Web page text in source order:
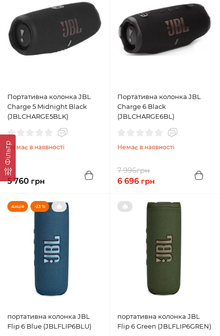
Фільтр
Портативна колонка JBL
Charge 5 Midnight Black
(JBLCHARGE5BLK)
Немає в наявності
5 760 грн
Портативна колонка JBL
Charge 6 Black
(JBLCHARGE6BL)
Немає в наявності
7 996грн
6 696 грн
Акція -23 % 🔥
портативна колонка JBL
Flip 6 Blue (JBLFLIP6BLU)
🔥
портативна колонка JBL
Flip 6 Green (JBLFLIP6GREN)